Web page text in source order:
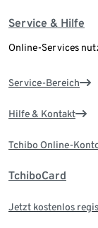
Service & Hilfe
Online-Services
Service-Bereich
Hilfe & Kontakt
Tchibo Online-
TchiboCard
Jetzt kostenlos